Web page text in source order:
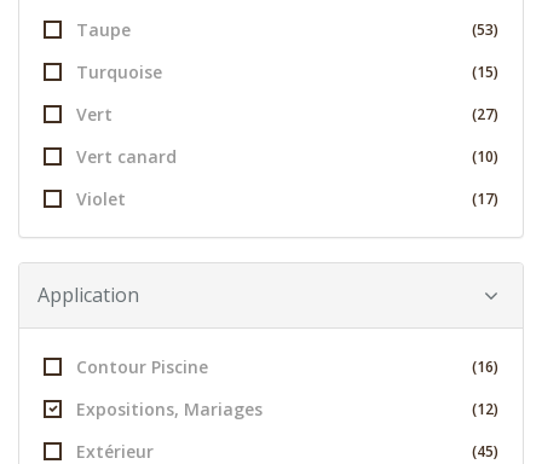
Taupe (53)
Turquoise (15)
Vert (27)
Vert canard (10)
Violet (17)
Application
Contour Piscine (16)
Expositions, Mariages (12)
Extérieur (45)